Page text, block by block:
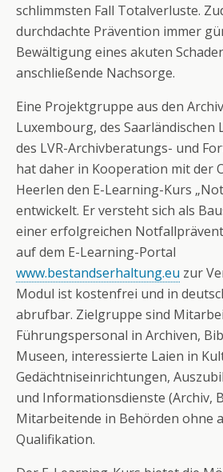
schlimmsten Fall Totalverluste.
durchdachte Prävention immer
Bewältigung eines akuten
anschließende Nachsorge.
Eine Projektgruppe aus den
Luxembourg, des Saarländischen
des LVR-Archivberatungs- und
hat daher in Kooperation mit der
Heerlen den E-Learning-Kurs
entwickelt. Er versteht sich als
einer erfolgreichen
auf dem E-Learning-Portal
www.bestandserhaltung.eu zur
Modul ist kostenfrei und in
abrufbar. Zielgruppe sind
Führungspersonal in Archiven,
Museen, interessierte Laien in
Gedächtniseinrichtungen,
und Informationsdienste (Archiv,
Mitarbeitende in Behörden ohne
Qualifikation.